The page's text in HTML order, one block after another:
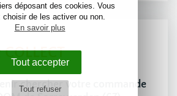
déposant des cookies. Vous
choisir de les activer ou non.
En savoir plus
Tout accepter
Tout refuser
venir chercher votre commande